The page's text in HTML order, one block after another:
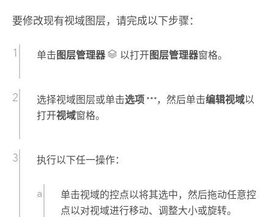
要修改现有视域图层，请完成以下步骤：
单击 图层管理器 以打开 图层管理器窗格。
选择视域图层或单击选项 ，然后单击编辑视域以
打开视域窗格。
执行以下任一操作：
单击视域的控点以将其选中，然后拖动任意控
点以对视域进行移动、调整大小或旋转。